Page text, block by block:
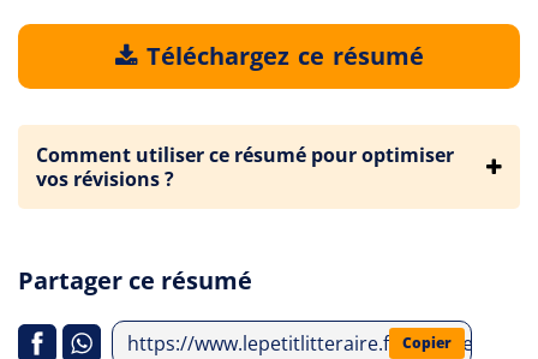
Téléchargez ce résumé
Comment utiliser ce résumé pour optimiser
vos révisions ?
Partager ce résumé
https://www.lepetitlitteraire.fr/analyses-
Copier